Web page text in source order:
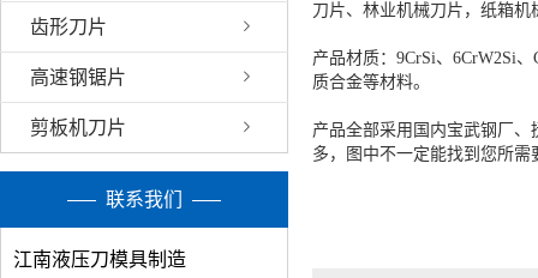
齿形刀片
高速钢锯片
剪板机刀片
联系我们
江南液压刀模具制造
刀片、林业机械刀片，纸箱
产品材质：9CrSi、6CrW2Si
质合金等材料。
产品全部采用国内宝武钢厂
多，图中不一定能找到您所